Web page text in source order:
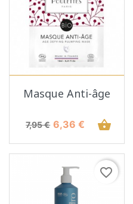
Masque Anti-âge
Prix de base
7,95 € Prix
6,36 € shopping_basket
favorite_border